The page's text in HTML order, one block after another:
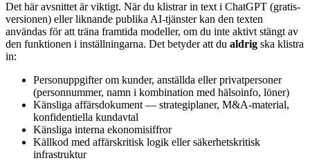
Det här avsnittet är viktigt. När du klistrar in text i ChatGPT (gratis-
versionen) eller liknande publika AI-tjänster kan den texten
användas för att träna framtida modeller, om du inte aktivt stängt av
den funktionen i inställningarna. Det betyder att du aldrig ska klistra
in:
Personuppgifter om kunder, anställda eller privatpersoner
(personnummer, namn i kombination med hälsoinfo, löner)
Känsliga affärsdokument — strategiplaner, M&A-material,
konfidentiella kundavtal
Känsliga interna ekonomisiffror
Källkod med affärskritisk logik eller säkerhetskritisk
infrastruktur